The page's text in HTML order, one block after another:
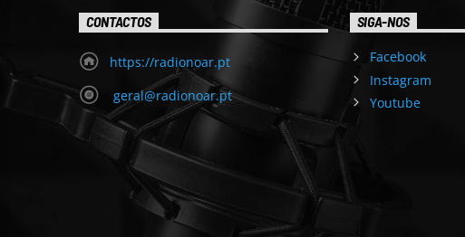
CONTACTOS
https://radionoar.pt
geral@radionoar.pt
SIGA-NOS
Facebook
Instagram
Youtube